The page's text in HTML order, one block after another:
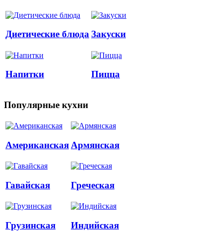
Диетические блюдаЗакуски
Напитки Пицца
Популярные кухни
Американская Армянская
Гавайская Греческая
Грузинская Индийская